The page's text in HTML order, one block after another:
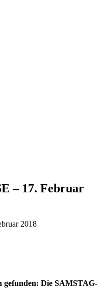
– 17. Februar
gefunden: Die SAMSTAG-